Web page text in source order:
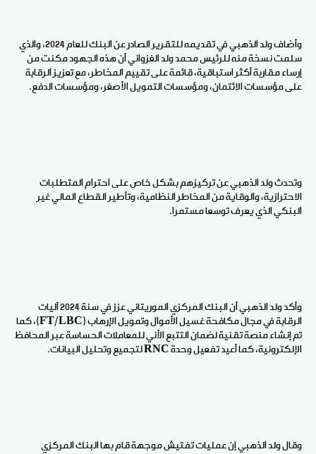
وأضاف ولد الذهبي في تقديمه للتقرير الصادر عن البنك للعام 2024، والذي
سلمت نسخة منه للرئيس محمد ولد الغزواني أن هذه الجهود مكنت من
إرساء مقاربة أكثر استباقية، قائمة على تقييم المخاطر، مع تعزيز الرقابة
على مؤسسات الائتمان، ومؤسسات التمويل الأصغر، ومؤسسات الدفع.
وتحدث ولد الذهبي عن تركيزهم بشكل خاص على احترام المتطلبات
الاحترازية، والوقاية من المخاطر النظامية، وتأطير القطاع المالي غير
البنكي الذي يعرف توسعا مستمرا.
وأكد ولد الذهبي أن البنك المركزي الموريتاني عزز في سنة 2024 آليات
الرقابة في مجال مكافحة غسيل الأموال وتمويل الإرهاب ( FT/LBC)، كما
تم إنشاء منصة تقنية لضمان التتبع الأني للمعاملات الحساسة عبر المحافظ
الإلكترونية، كما أعيد تفعيل وحدة RNCلتجميع وتحليل البيانات.
وقال ولد الذهبي إن عمليات تفتيش موجهة قام بها البنك المركزي